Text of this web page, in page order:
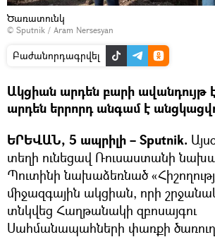
Ծառատունկ
© Sputnik / Aram Nersesyan
Բաժանորդագրվել
Ակցիան արդեն բարի ավանդույթ
արդեն երրորդ անգամ է
ԵՐԵՎԱՆ, 5 ապրիլի – Sputnik.
տեղի ունեցավ Ռուսաստանի
Պուտինի նախաձեռնած
միջազգային ակցիան, որի
տնկվեց Հաղթանակի զբոսայգու
Սահմանապահների փառքի